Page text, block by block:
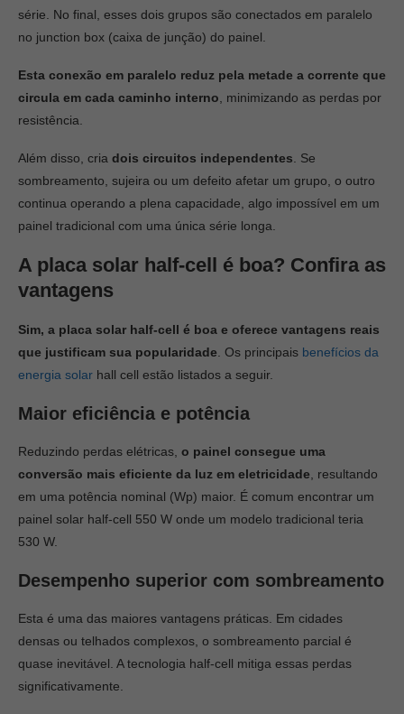
série. No final, esses dois grupos são conectados em paralelo
no junction box (caixa de junção) do painel.
Esta conexão em paralelo reduz pela metade a corrente que
circula em cada caminho interno , minimizando as perdas por
resistência.
Além disso, cria dois circuitos independentes . Se
sombreamento, sujeira ou um defeito afetar um grupo, o outro
continua operando a plena capacidade, algo impossível em um
painel tradicional com uma única série longa.
A placa solar half-cell é boa? Confira as
vantagens
Sim, a placa solar half-cell é boa e oferece vantagens reais
que justificam sua popularidade . Os principais benefícios da
energia solar hall cell estão listados a seguir.
Maior eficiência e potência
Reduzindo perdas elétricas, o painel consegue uma
conversão mais eficiente da luz em eletricidade , resultando
em uma potência nominal (Wp) maior. É comum encontrar um
painel solar half-cell 550 W onde um modelo tradicional teria
530 W.
Desempenho superior com sombreamento
Esta é uma das maiores vantagens práticas. Em cidades
densas ou telhados complexos, o sombreamento parcial é
quase inevitável. A tecnologia half-cell mitiga essas perdas
significativamente.